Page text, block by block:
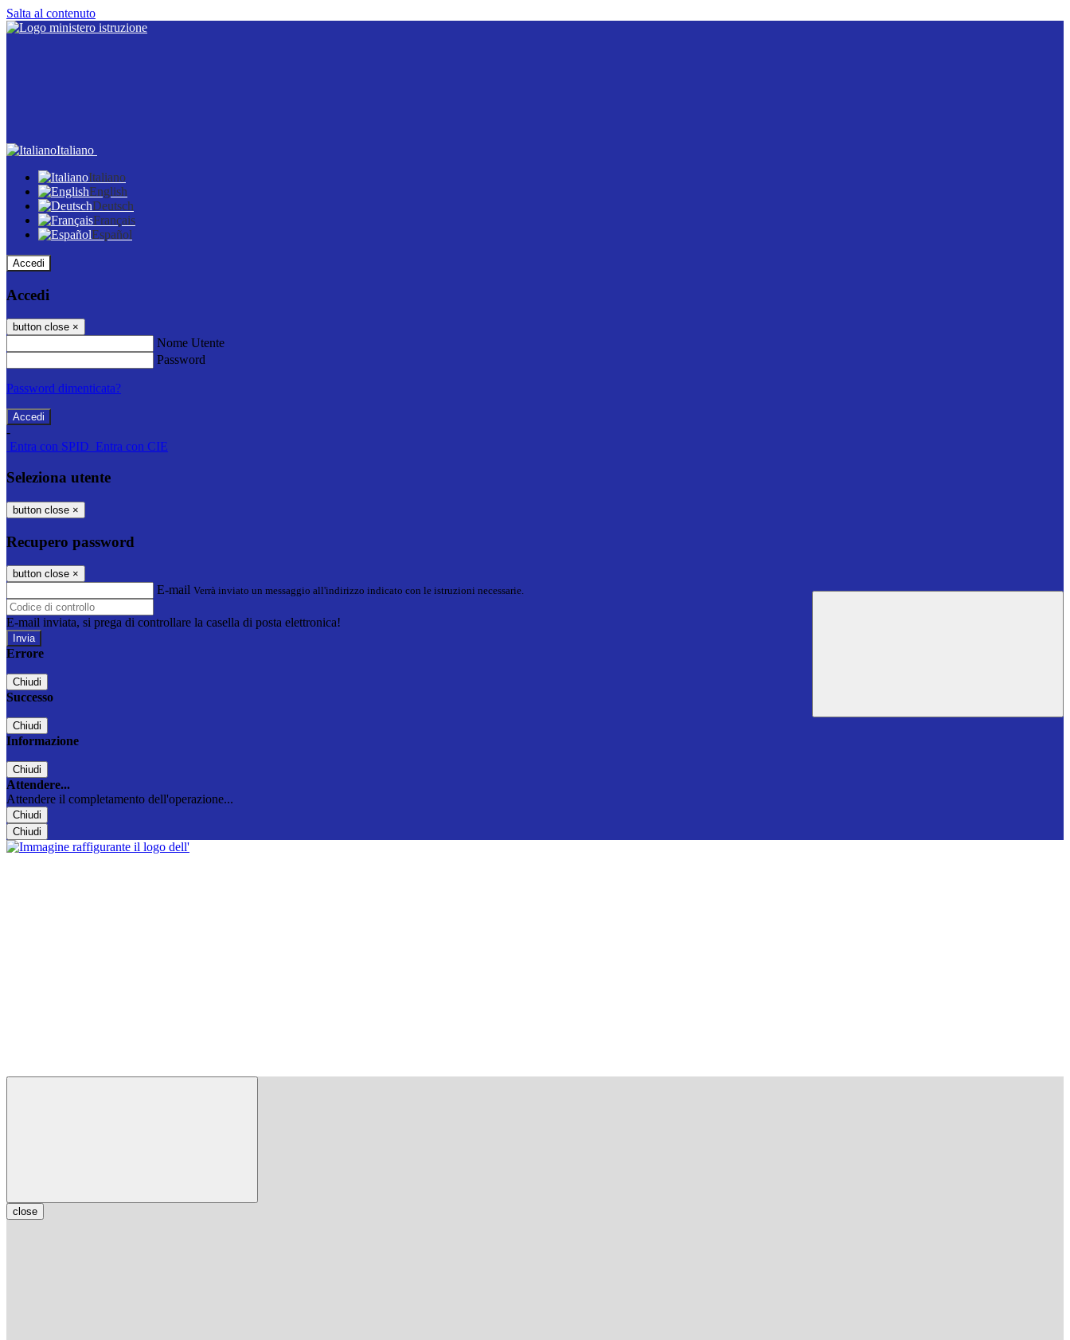
Salta al contenuto
Italiano
Italiano
English
Deutsch
Français
Español
Accedi
Accedi
button close ×
Nome Utente
Password
Password dimenticata?
-
Entra con SPID Entra con CIE
Seleziona utente
button close ×
Recupero password
button close ×
E-mail Verrà inviato un messaggio all'indirizzo indicato con le istruzioni necessarie.
E-mail inviata, si prega di controllare la casella di posta elettronica!
Errore
Chiudi
Successo
Chiudi
Informazione
Chiudi
Attendere...
Attendere il completamento dell'operazione...
Chiudi
Chiudi
close